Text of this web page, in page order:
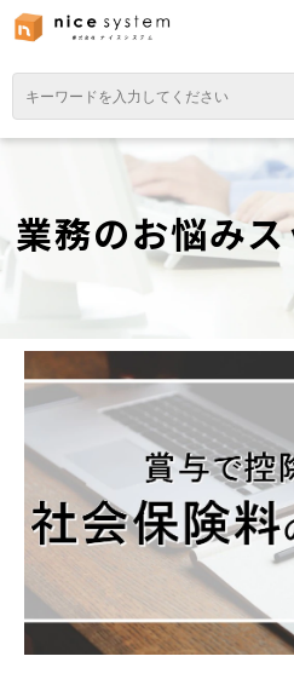
TOP
サービス
業務DXソリュ
業務から
業務のお悩みス
業務のお悩み